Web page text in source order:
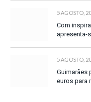
5 AGOSTO,
Com
apresenta-
5 AGOSTO,
Guimarães
euros para